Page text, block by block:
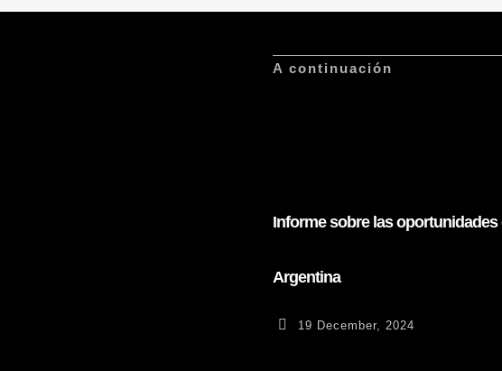
A continuación
Informe sobre las
Argentina
19 December, 2024